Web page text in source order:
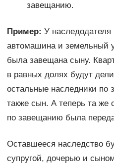
завещанию.
Пример: У наследодателя
автомашина и земельный
была завещана сыну.
в равных долях будут
остальные наследники по
также сын. А теперь та же
по завещанию была
Оставшееся наследство
супругой, дочерью и